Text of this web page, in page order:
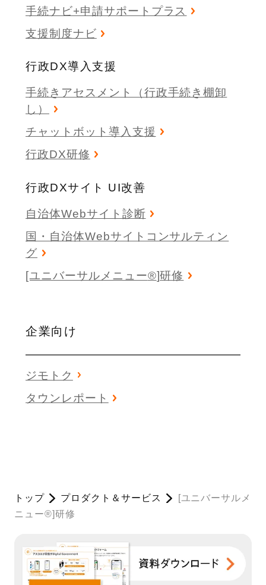
手続ナビ+申請サポートプラス
支援制度ナビ
行政DX導入支援
手続きアセスメント（行政手続き棚卸
し）
チャットボット導入支援
行政DX研修
行政DXサイト UI改善
自治体Webサイト診断
国・自治体Webサイトコンサルティン
グ
[ユニバーサルメニュー®]研修
企業向け
ジモトク
タウンレポート
トップ プロダクト＆サービス
[ユニバーサルメ
ニュー®]研修